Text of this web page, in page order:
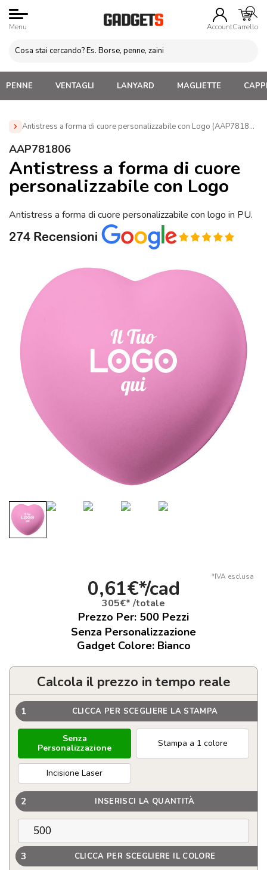
Menu AccountCarrello
PENNE VENTAGLI LANYARD MAGLIETTE
Antistress a forma di cuore personalizzabile con Logo (AAP781806)
Home » A forma di cuore
(AAP781806)
AAP781806
Antistress a forma di cuore
personalizzabile con Logo
Antistress a forma di cuore personalizzabile con logo in PU.
*IVA esclusa
0,61€*/cad
305€* /totale
Prezzo Per: 500 Pezzi
Senza Personalizzazione
Gadget Colore: Bianco
Calcola il prezzo in tempo reale
1 CLICCA PER SCEGLIERE LA STAMPA
Senza
Personalizzazione
Stampa a 1 colore
Incisione Laser
2 INSERISCI LA QUANTITÀ
3 CLICCA PER SCEGLIERE IL COLORE